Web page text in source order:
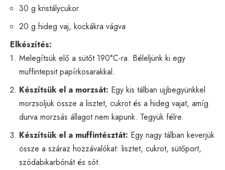
30 g kristálycukor
20 g hideg vaj, kockákra vágva
Elkészítés:
Melegítsük elő a sütőt 190°C-ra. Béleljünk ki egy
muffintepsit papírkosarakkal.
Készítsük el a morzsát: Egy kis tálban ujjbegyünkkel
morzsoljuk össze a lisztet, cukrot és a hideg vajat, amíg
durva morzsás állagot nem kapunk. Tegyük félre.
Készítsük el a muffintésztát: Egy nagy tálban keverjük
össze a száraz hozzávalókat: lisztet, cukrot, sütőport,
szódabikarbónát és sót.